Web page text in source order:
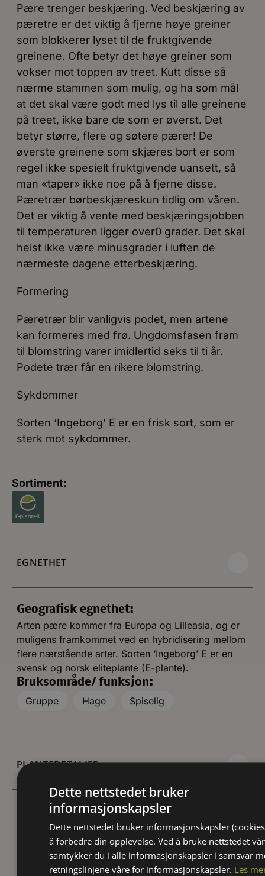
Pære trenger beskjæring. Ved beskjæring av
pæretre er det viktig å fjerne høye greiner
som blokkerer lyset til de fruktgivende
greinene. Ofte betyr det høye greiner som
vokser mot toppen av treet. Kutt disse så
nærme stammen som mulig, og ha som mål
at det skal være godt med lys til alle greinene
på treet, ikke bare de som er øverst. Det
betyr større, flere og søtere pærer! De
øverste greinene som skjæres bort er som
regel ikke spesielt fruktgivende uansett, så
man «taper» ikke noe på å fjerne disse.
Pæretrær børbeskjæreskun tidlig om våren.
Det er viktig å vente med beskjæringsjobben
til temperaturen ligger over0 grader. Det skal
helst ikke være minusgrader i luften de
nærmeste dagene etterbeskjæring.
Formering
Pæretrær blir vanligvis podet, men artene
kan formeres med frø. Ungdomsfasen fram
til blomstring varer imidlertid seks til ti år.
Podete trær får en rikere blomstring.
Sykdommer
Sorten ‘Ingeborg’ E er en frisk sort, som er
sterk mot sykdommer.
Sortiment:
EGNETHET
Geografisk egnethet:
Arten pære kommer fra Europa og Lilleasia, og er
muligens framkommet ved en hybridisering mellom
flere nærstående arter. Sorten ‘Ingeborg’ E er en
svensk og norsk eliteplante (E-plante).
Bruksområde/ funksjon:
Gruppe
Hage Spiselig
PLANTEDETALJER
Plantefamilie:
Rosefamilien (Rosaceae)
Herdighet:
2 3
4
Dette nettstedet bruker
informasjonskapsler
Dette nettstedet bruker informasjonskapsler
å forbedre din opplevelse. Ved å bruke nettstedet
samtykker du i alle informasjonskapsler i samsvar
retningslinjene våre for informasjonskapsler. Les